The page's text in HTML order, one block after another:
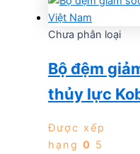
Chưa phân loại
Bộ đệm
thủy lực
Được xếp
hạng 0 5